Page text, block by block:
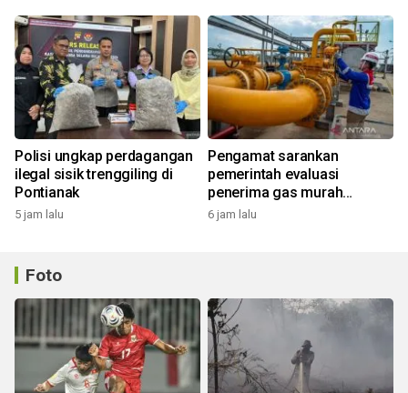
Polisi ungkap perdagangan
ilegal sisik trenggiling di
Pontianak
5 jam lalu
Pengamat sarankan
pemerintah evaluasi
penerima gas murah
industri
6 jam lalu
Foto